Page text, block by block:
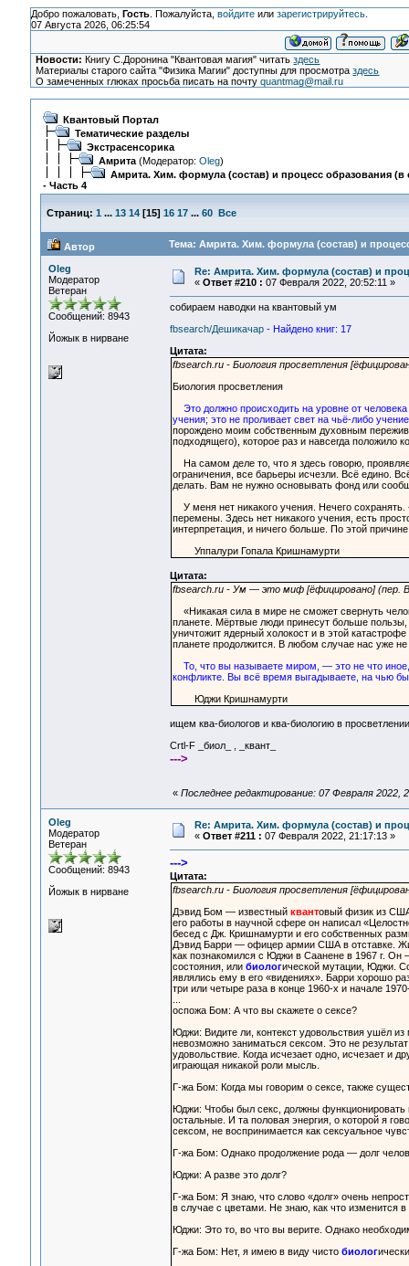
Добро пожаловать, Гость. Пожалуйста, войдитеили зарегистрируйтесь.
07 Августа 2026, 06:25:54
Новости: Книгу С.Доронина "Квантовая магия" читатьздесь
Материалы старого сайта "Физика Магии" доступны для просмотраздесь
О замеченных глюках просьба писать на почтуquantmag@mail.ru
Квантовый Портал
Тематические разделы
Экстрасенсорика
Амрита(Модератор: Oleg)
Амрита. Хим. формула (состав) и процесс образования (в
- Часть 4
Страниц: 1 ... 13 14[15] 16 17 ... 60 Все
Автор Тема: Амрита. Хим. формула (состав) и
Oleg
Модератор
Ветеран
Сообщений: 8943
Йожык в нирване
Re: Амрита. Хим. формула (состав) и
« Ответ #210 : 07 Февраля 2022, 20:52:11 »
собираем наводки на квантовый ум
fbsearch/Дешикачар - Найдено книг: 17
Цитата:
fbsearch.ru - Биология просветления
Биология просветления
Это должно происходить на уровне от
учения; это не проливает свет на чьё-либо
порождено моим собственным духовным
подходящего), которое раз и навсегда положило
На самом деле то, что я здесь говорю,
ограничения, все барьеры исчезли. Всё едино.
делать. Вам не нужно основывать фонд или
У меня нет никакого учения. Нечего сохранять.
перемены. Здесь нет никакого учения, есть
интерпретация, и ничего больше. По этой
Уппалури Гопала Кришнамурти
Цитата:
fbsearch.ru - Ум — это миф [ёфицировано] (пер.
«Никакая сила в мире не сможет свернуть
планете. Мёртвые люди принесут больше
уничтожит ядерный холокост и в этой
планете продолжится. В любом случае нас уже не
То, что вы называете миром, — это не что
конфликте. Вы всё время выгадываете, на чью бы
Юджи Кришнамурти
ищем ква-биологов и ква-биологию в
Crtl-F _биол_ , _квант_
--->
« Последнее редактирование: 07 Февраля 2022,
Oleg
Модератор
Ветеран
Сообщений: 8943
Йожык в нирване
Re: Амрита. Хим. формула (состав) и
« Ответ #211 : 07 Февраля 2022, 21:17:13 »
--->
Цитата:
fbsearch.ru - Биология просветления
Дэвид Бом — известный квантовый физик из
его работы в научной сфере он написал
бесед с Дж. Кришнамурти и его собственных
Дэвид Барри — офицер армии США в отставке.
как познакомился с Юджи в Саанене в 1967 г. Он
состояния, или биологической мутации, Юджи.
являлись ему в его «видениях». Барри хорошо
три или четыре раза в конце 1960-х и начале
оспожа Бом: А что вы скажете о сексе?
Юджи: Видите ли, контекст удовольствия ушёл
невозможно заниматься сексом. Это не
удовольствие. Когда исчезает одно, исчезает и
играющая никакой роли мысль.
Г-жа Бом: Когда мы говорим о сексе, также
Юджи: Чтобы был секс, должны
остальные. И та половая энергия, о которой я
сексом, не воспринимается как сексуальное
Г-жа Бом: Однако продолжение рода — долг
Юджи: А разве это долг?
Г-жа Бом: Я знаю, что слово «долг» очень
в случае с цветами. Не знаю, как что изменится
Юджи: Это то, во что вы верите. Однако
Г-жа Бом: Нет, я имею в виду чисто биолог